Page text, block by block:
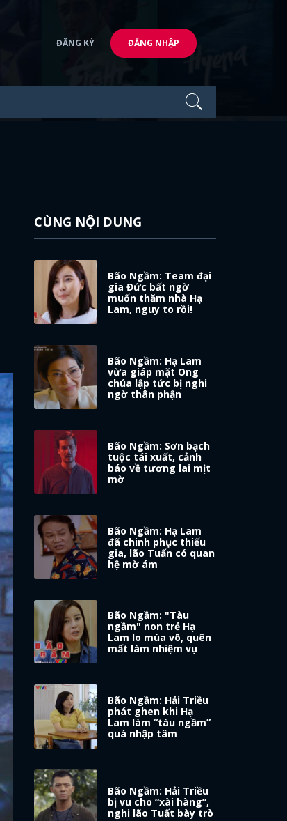
ĐĂNG KÝ ĐĂNG NHẬP
CÙNG NỘI DUNG
Bão Ngầm: Team đại
gia Đức bất ngờ
muốn thăm nhà Hạ
Lam, nguy to rồi!
Bão Ngầm: Hạ Lam
vừa giáp mặt Ong
chúa lập tức bị nghi
ngờ thân phận
Bão Ngầm: Sơn bạch
tuộc tái xuất, cảnh
báo về tương lai mịt
mờ
Bão Ngầm: Hạ Lam
đã chinh phục thiếu
gia, lão Tuấn có quan
hệ mờ ám
Bão Ngầm: "Tàu
ngầm" non trẻ Hạ
Lam lo múa võ, quên
mất làm nhiệm vụ
Bão Ngầm: Hải Triều
phát ghen khi Hạ
Lam làm “tàu ngầm”
quá nhập tâm
Bão Ngầm: Hải Triều
bị vu cho “xài hàng”,
nghi lão Tuất bày trò